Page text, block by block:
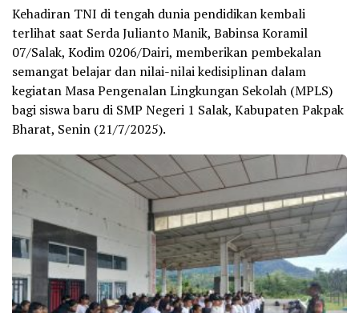
Kehadiran TNI di tengah dunia pendidikan kembali
terlihat saat Serda Julianto Manik, Babinsa Koramil
07/Salak, Kodim 0206/Dairi, memberikan pembekalan
semangat belajar dan nilai-nilai kedisiplinan dalam
kegiatan Masa Pengenalan Lingkungan Sekolah (MPLS)
bagi siswa baru di SMP Negeri 1 Salak, Kabupaten Pakpak
Bharat, Senin (21/7/2025).